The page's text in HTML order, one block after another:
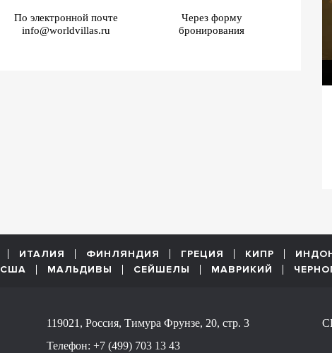
По электронной почте
info@worldvillas.ru
Через форму
бронирования
ИТАЛИЯ ФИНЛЯНДИЯ ГРЕЦИЯ КИПР
США
МАЛЬДИВЫ СЕЙШЕЛЫ МАВРИКИЙ
119021, Россия, Тимура Фрунзе, 20, стр. 3
Телефон: +7 (499) 703 13 43